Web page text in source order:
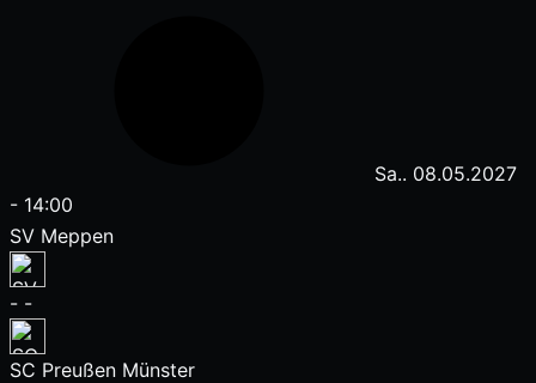
Sa.. 08.05.2027
- 14:00
SV Meppen
- -
SC Preußen Münster